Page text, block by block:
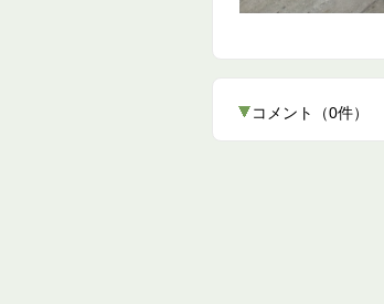
コメント （0件）